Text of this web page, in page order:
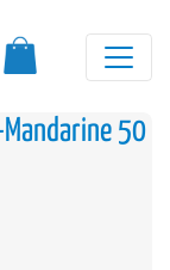
50